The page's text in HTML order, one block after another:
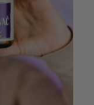
nechce. Je léto a
meduňka, tak
z ní a doufat, že
Ale každý jsme
nepomohlo mně,